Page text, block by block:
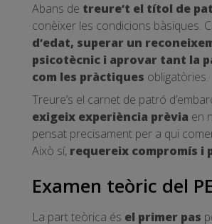
Abans de treure’t el títol de
conèixer les condicions bàsiques.
d’edat, superar un
psicotècnic i aprovar tant la
com les pràctiques obligatòries.
Treure’s el carnet de patró
exigeix experiència prèvia en
pensat precisament per a qui
Això sí, requereix compromís i
Examen teòric del
La part teòrica és el primer pas